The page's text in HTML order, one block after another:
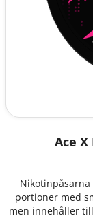
Ace
Nikotinpåsarna
portioner med
men innehåller